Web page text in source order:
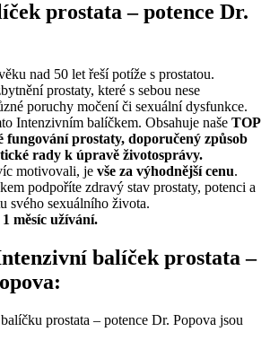
prostata – potence Dr.
nad 50 let řeší potíže s prostatou.
prostaty, které s sebou nese
poruchy močení či sexuální dysfunkce.
Intenzivním balíčkem. Obsahuje naše TOP
prostaty, doporučený způsob
rady k úpravě životosprávy.
motivovali, je vše za výhodnější cenu.
podpoříte zdravý stav prostaty, potenci a
svého sexuálního života.
měsíc užívání.
balíček prostata –
prostata – potence Dr. Popova jsou